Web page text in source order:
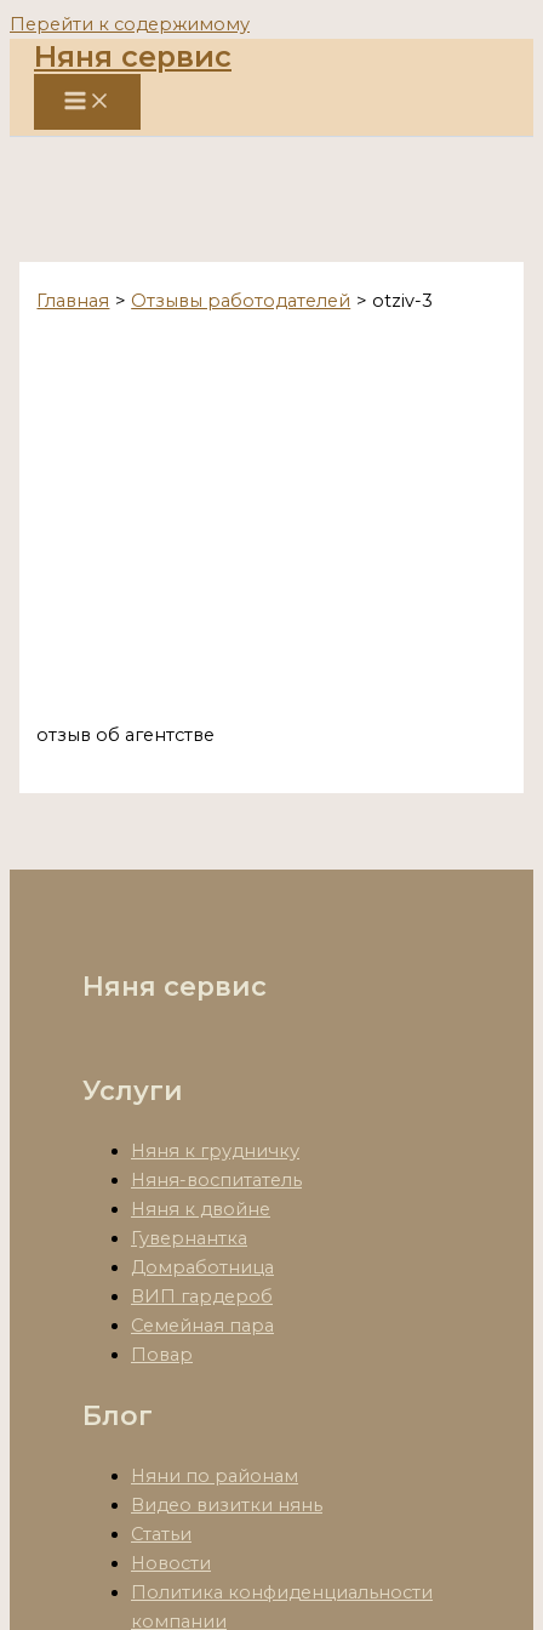
Перейти к содержимому
Няня сервис
Главная Отзывы работодателей otziv-3
отзыв об агентстве
Няня сервис
Услуги
Няня к грудничку
Няня-воспитатель
Няня к двойне
Гувернантка
Домработница
ВИП гардероб
Семейная пара
Повар
Блог
Няни по районам
Видео визитки нянь
Статьи
Новости
Политика конфиденциальности
компании